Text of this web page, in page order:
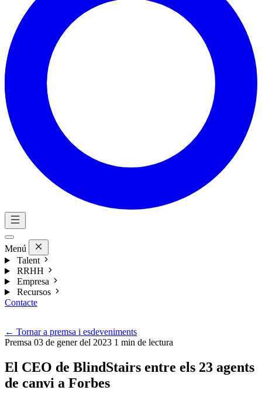
Menú
Talent
RRHH
Empresa
Recursos
Contacte
← Tornar a premsa i esdeveniments
Premsa 03 de gener del 2023 1 min de lectura
El CEO de BlindStairs entre els 23 agents
de canvi a Forbes